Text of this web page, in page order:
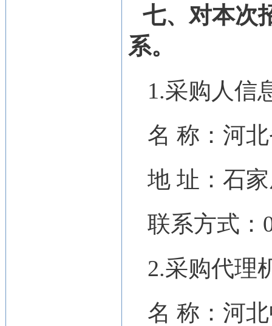
七、对本次
系。
1.采购人信
名 称：河
地 址：石
联系方式：
2.采购代理
名 称：河